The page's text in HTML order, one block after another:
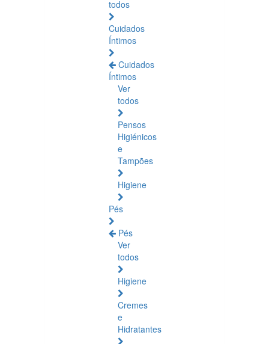
todos
Cuidados
Íntimos
Cuidados
Íntimos
Ver
todos
Pensos
Higiénicos
e
Tampões
Higiene
Pés
Pés
Ver
todos
Higiene
Cremes
e
Hidratantes